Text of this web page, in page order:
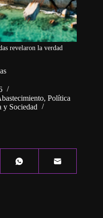
revelaron la verdad
, Política
y Sociedad